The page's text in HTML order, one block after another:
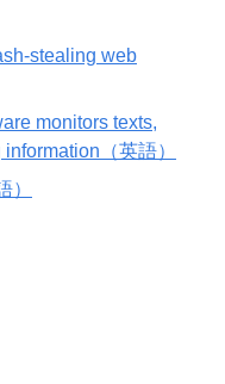
stealing web
monitors texts,
（英語）